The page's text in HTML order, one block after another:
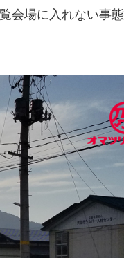
会場に入れない事